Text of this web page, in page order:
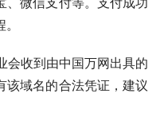
会收到由中国万网出具的
该域名的合法凭证，建议